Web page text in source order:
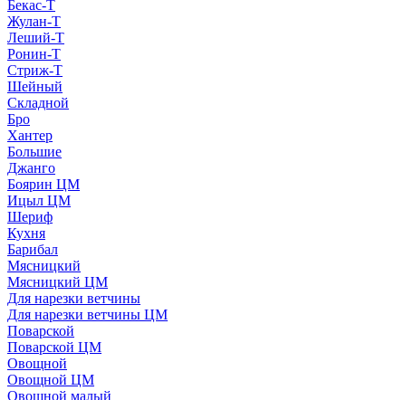
Бекас-Т
Жулан-Т
Леший-Т
Ронин-Т
Стриж-Т
Шейный
Складной
Бро
Хантер
Большие
Джанго
Боярин ЦМ
Ицыл ЦМ
Шериф
Кухня
Барибал
Мясницкий
Мясницкий ЦМ
Для нарезки ветчины
Для нарезки ветчины ЦМ
Поварской
Поварской ЦМ
Овощной
Овощной ЦМ
Овощной малый